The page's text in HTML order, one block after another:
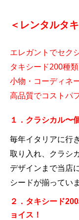
＜レンタルタ
エレガントでセク
タキシード200種
小物・コーディネ
高品質でコストパ
１．クラシカル〜
毎年イタリアに行
取り入れ、クラシ
デザインまで当店
シードが揃っていま
２．タキシード
ョイス！